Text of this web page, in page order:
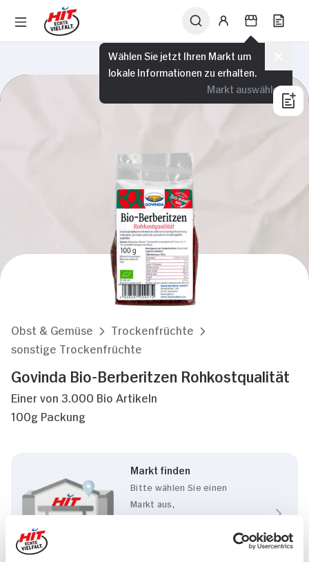
Wählen Sie jetzt Ihren Markt um
lokale Informationen zu erhalten.
Markt auswählen
Obst & Gemüse
Trockenfrüchte
sonstige Trockenfrüchte
Govinda Bio-Berberitzen Rohkostqualität
Einer von 3.000 Bio Artikeln
100g Packung
Markt finden
Bitte wählen Sie einen
Markt aus,